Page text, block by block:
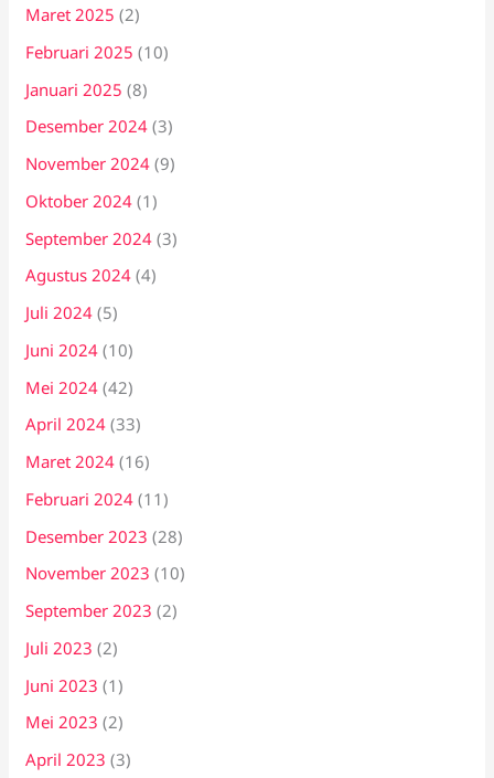
Maret 2025 (2)
Februari 2025 (10)
Januari 2025 (8)
Desember 2024 (3)
November 2024 (9)
Oktober 2024 (1)
September 2024 (3)
Agustus 2024 (4)
Juli 2024 (5)
Juni 2024 (10)
Mei 2024 (42)
April 2024 (33)
Maret 2024 (16)
Februari 2024 (11)
Desember 2023 (28)
November 2023 (10)
September 2023 (2)
Juli 2023 (2)
Juni 2023 (1)
Mei 2023 (2)
April 2023 (3)